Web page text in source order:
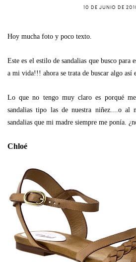
10 DE JUNIO DE
Hoy mucha foto y poco texto.
Este es el estilo de sandalias que busco para
a mi vida!!! ahora se trata de buscar algo así
Lo que no tengo muy claro es porqué
sandalias tipo las de nuestra niñez....o al
sandalias que mi madre siempre me ponía.
Chloé